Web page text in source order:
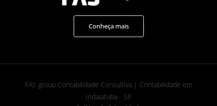
Conheça mais
FAS group Contabilidade Consultiva | Contabilidade em
Indaiatuba - SP